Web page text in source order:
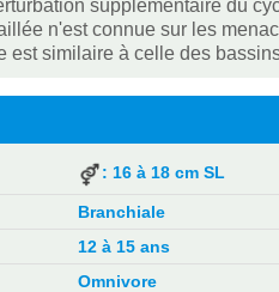
supplémentaire du
n'est connue sur les
est similaire à celle des
: 16 à 18 cm SL
Branchiale
12 à 15 ans
Omnivore